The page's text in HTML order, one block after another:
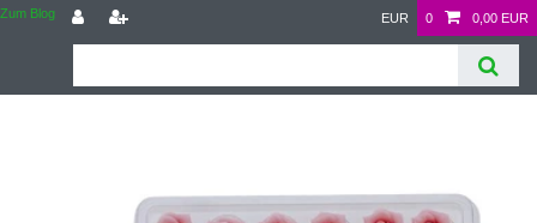
Zum Blog EUR 0 0,00 EUR